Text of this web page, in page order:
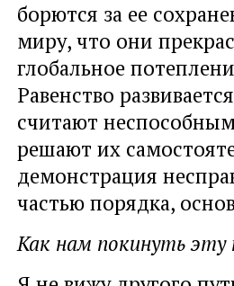
борются за ее
миру, что они
глобальное
Равенство
считают
решают их
демонстрация
частью порядка,
Как нам покинуть эту